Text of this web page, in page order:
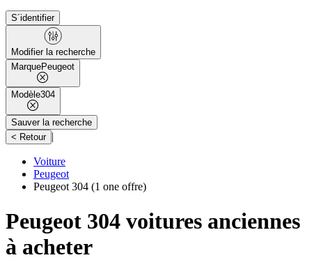
S´identifier
Modifier la recherche
MarquePeugeot
Modèle304
Sauver la recherche
< Retour |
Voiture
Peugeot
Peugeot 304 (1 one offre)
Peugeot 304 voitures anciennes
à acheter